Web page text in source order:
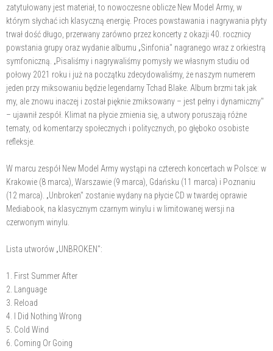
zatytułowany jest materiał, to nowoczesne oblicze New Model Army, w
którym słychać ich klasyczną energię. Proces powstawania i nagrywania płyty
trwał dość długo, przerwany zarówno przez koncerty z okazji 40. rocznicy
powstania grupy oraz wydanie albumu „Sinfonia" nagranego wraz z orkiestrą
symfoniczną. „Pisaliśmy i nagrywaliśmy pomysły we własnym studiu od
połowy 2021 roku i już na początku zdecydowaliśmy, że naszym numerem
jeden przy miksowaniu będzie legendarny Tchad Blake. Album brzmi tak jak
my, ale znowu inaczej i został pięknie zmiksowany – jest pełny i dynamiczny"
– ujawnił zespół. Klimat na płycie zmienia się, a utwory poruszają różne
tematy, od komentarzy społecznych i politycznych, po głęboko osobiste
refleksje.
W marcu zespół New Model Army wystąpi na czterech koncertach w Polsce: w
Krakowie (8 marca), Warszawie (9 marca), Gdańsku (11 marca) i Poznaniu
(12 marca). „Unbroken" zostanie wydany na płycie CD w twardej oprawie
Mediabook, na klasycznym czarnym winylu i w limitowanej wersji na
czerwonym winylu.
Lista utworów „UNBROKEN":
1. First Summer After
2. Language
3. Reload
4. I Did Nothing Wrong
5. Cold Wind
6. Coming Or Going